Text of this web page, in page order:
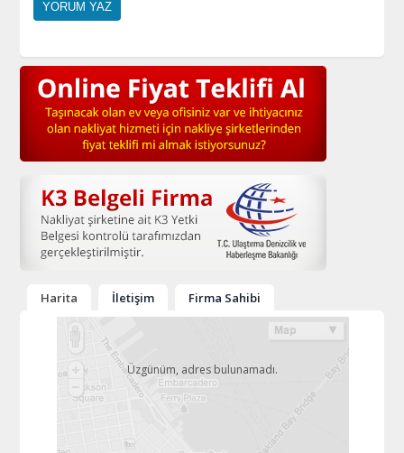
Harita İletişim Firma Sahibi
Üzgünüm, adres bulunamadı.